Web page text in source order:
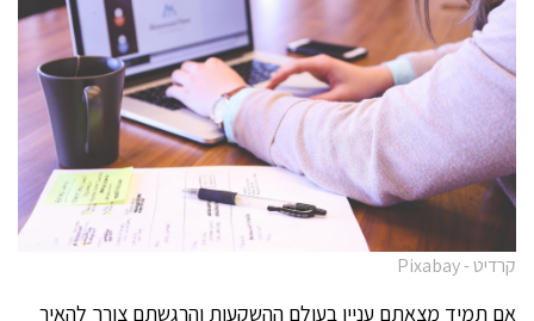
קרדיט - Pixabay
אם תמיד מצאתם עניין בעולם ההשקעות והרגשתם צורך להאיר